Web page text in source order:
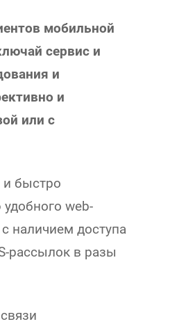
мобильной
сервис и
и
и
или с
и быстро
web-
наличием доступа
рассылок в разы